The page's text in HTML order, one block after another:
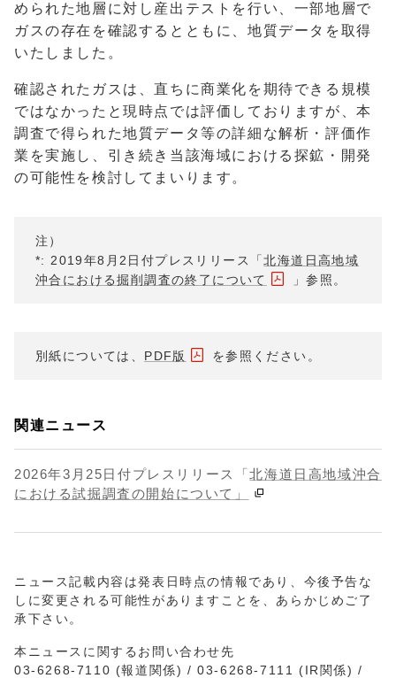
められた地層に対し産出テストを行い、一部地層で
ガスの存在を確認するとともに、地質データを取得
いたしました。
確認されたガスは、直ちに商業化を期待できる規模
ではなかったと現時点では評価しておりますが、本
調査で得られた地質データ等の詳細な解析・評価作
業を実施し、引き続き当該海域における探鉱・開発
の可能性を検討してまいります。
注）
*: 2019年8月2日付プレスリリース「北海道日高地域
沖合における掘削調査の終了について
」参照。
別紙については、 PDF版 を参照ください。
関連ニュース
2026年3月25日付プレスリリース「北海道日高地域沖合
における試掘調査の開始について」
ニュース記載内容は発表日時点の情報であり、今後予告な
しに変更される可能性がありますことを、あらかじめご了
承下さい。
本ニュースに関するお問い合わせ先
03-6268-7110 (報道関係) / 03-6268-7111 (IR関係) /